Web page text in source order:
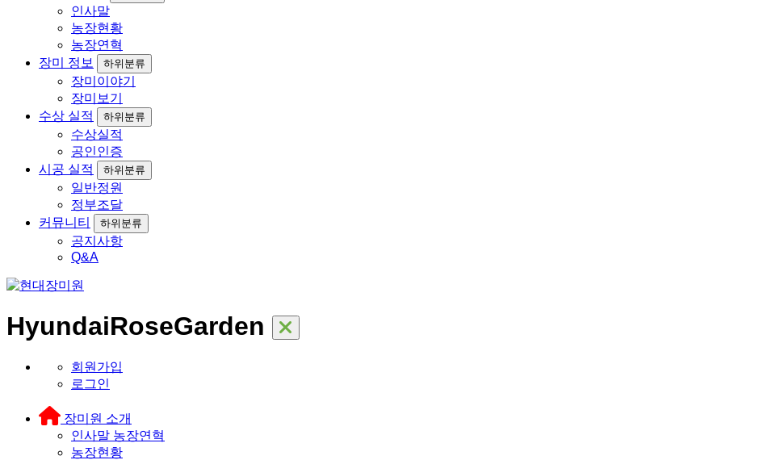
인사말
농장현황
농장연혁
장미 정보
하위분류
장미이야기
장미보기
수상 실적
하위분류
수상실적
공인인증
시공 실적
하위분류
일반정원
정부조달
커뮤니티
하위분류
공지사항
Q&A
HyundaiRoseGarden
회원가입
로그인
장미원 소개
인사말 농장연혁
농장현황